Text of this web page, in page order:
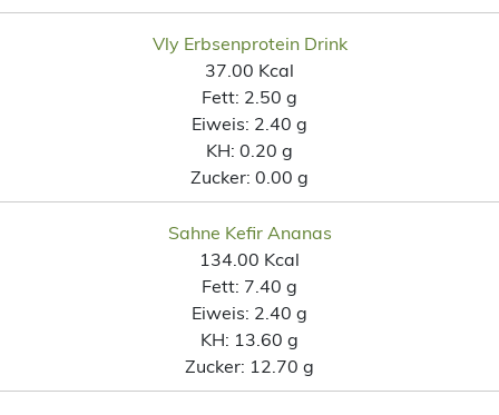
Vly Erbsenprotein Drink
37.00 Kcal
Fett: 2.50 g
Eiweis: 2.40 g
KH: 0.20 g
Zucker: 0.00 g
Sahne Kefir Ananas
134.00 Kcal
Fett: 7.40 g
Eiweis: 2.40 g
KH: 13.60 g
Zucker: 12.70 g